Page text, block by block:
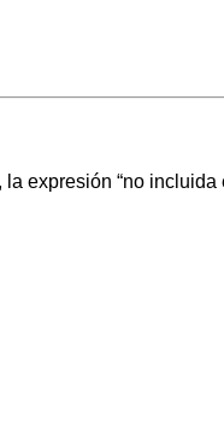
expresión “no incluida